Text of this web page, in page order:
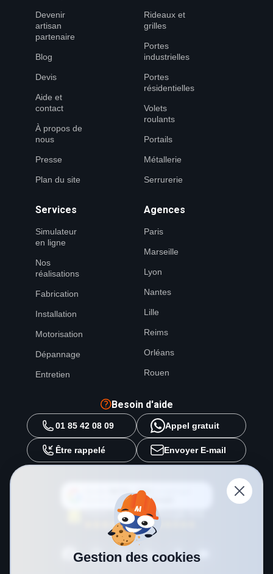
Devenir
artisan
partenaire
Blog
Devis
Aide et
contact
À propos de
nous
Presse
Plan du site
Rideaux et
grilles
Portes
industrielles
Portes
résidentielles
Volets
roulants
Portails
Métallerie
Serrurerie
Services
Simulateur
en ligne
Nos
réalisations
Fabrication
Installation
Motorisation
Dépannage
Entretien
Agences
Paris
Marseille
Lyon
Nantes
Lille
Reims
Orléans
Rouen
Besoin d'aide
01 85 42 08 09 Appel gratuit
Être rappelé Envoyer E-mail
METAL 2000
source préférée surGoogle
Gestion des cookies